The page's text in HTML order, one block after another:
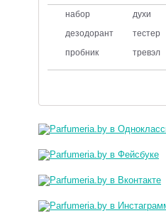
набор
духи
дезодорант
тестер
пробник
тревэл